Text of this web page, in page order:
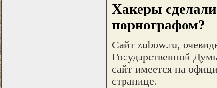
Хакеры
порнографом?
Сайт zubow.ru,
Государственной
сайт имеется на
странице.